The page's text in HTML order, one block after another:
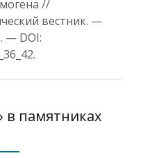
//
вестник. —
— DOI:
в памятниках